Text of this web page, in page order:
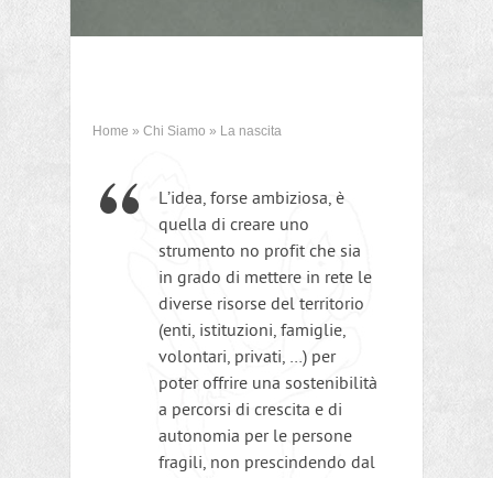
Home » Chi Siamo » La nascita
L’idea, forse ambiziosa, è
quella di creare uno
strumento no profit che sia
in grado di mettere in rete le
diverse risorse del territorio
(enti, istituzioni, famiglie,
volontari, privati, …) per
poter offrire una sostenibilità
a percorsi di crescita e di
autonomia per le persone
fragili, non prescindendo dal